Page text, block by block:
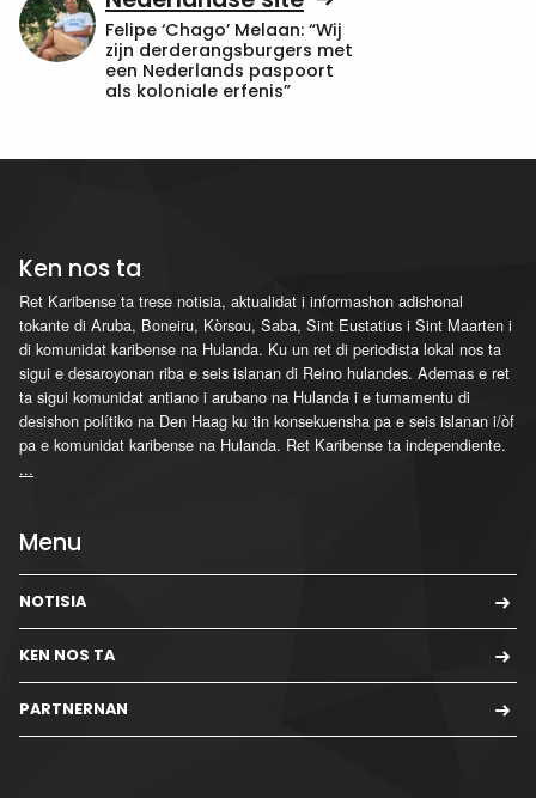
Felipe ‘Chago’ Melaan: “Wij
zijn derderangsburgers met
een Nederlands paspoort
als koloniale erfenis”
Ken nos ta
Ret Karibense ta trese notisia, aktualidat i informashon adishonal
tokante di Aruba, Boneiru, Kòrsou, Saba, Sint Eustatius i Sint Maarten i
di komunidat karibense na Hulanda. Ku un ret di periodista lokal nos ta
sigui e desaroyonan riba e seis islanan di Reino hulandes. Ademas e ret
ta sigui komunidat antiano i arubano na Hulanda i e tumamentu di
desishon polítiko na Den Haag ku tin konsekuensha pa e seis islanan i/òf
pa e komunidat karibense na Hulanda. Ret Karibense ta independiente.
...
Menu
NOTISIA
KEN NOS TA
PARTNERNAN